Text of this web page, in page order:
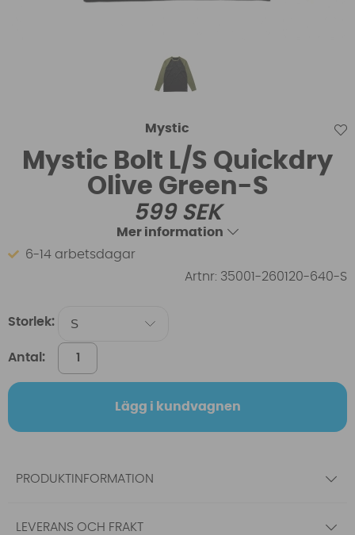
Mystic
Mystic Bolt L/S Quickdry
Olive Green-S
599SEK
Mer information
6-14 arbetsdagar
Artnr: 35001-260120-640-S
Storlek:
Antal:
Lägg i kundvagnen
PRODUKTINFORMATION
LEVERANS OCH FRAKT